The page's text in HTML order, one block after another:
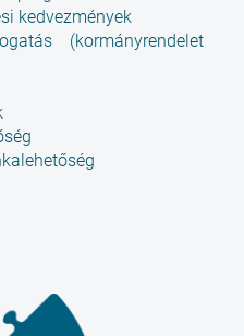
kedvezmények
(kormányrendelet